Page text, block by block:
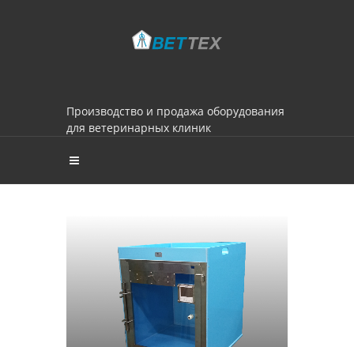
Производство и продажа оборудования
для ветеринарных клиник